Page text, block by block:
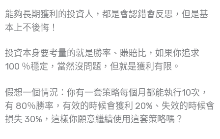
能夠長期獲利的投資人，都是會認錯會反思，但是基
本上不後悔！
投資本身要考量的就是勝率、賺賠比，如果你追求
100 ％穩定，當然沒問題，但就是獲利有限。
假想一個情況：你有一套策略每個月都能執行10次，
有 80％勝率，有效的時候會獲利 20%、失效的時候會
損失 30%，這樣你願意繼續使用這套策略嗎？